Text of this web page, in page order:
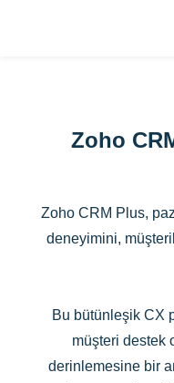
Zoho
Zoho CRM Plus,
deneyimini,
Bu bütünleşik CX
müşteri destek
derinlemesine bir